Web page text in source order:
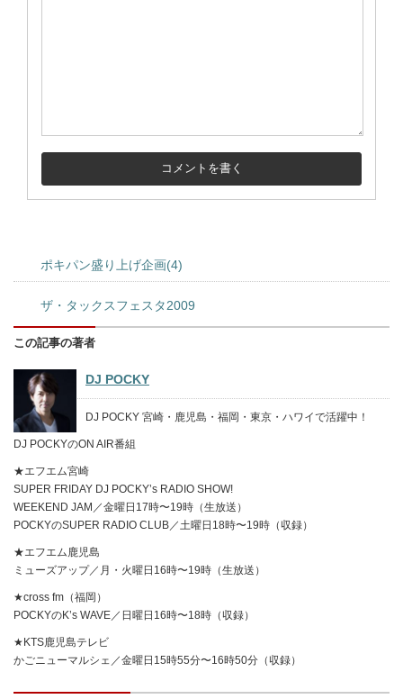
ポキパン盛り上げ企画(4)
ザ・タックスフェスタ2009
この記事の著者
DJ POCKY
DJ POCKY 宮崎・鹿児島・福岡・東京・ハワイで活躍中！
DJ POCKYのON AIR番組
★エフエム宮崎
SUPER FRIDAY DJ POCKY’s RADIO SHOW!
WEEKEND JAM／金曜日17時〜19時（生放送）
POCKYのSUPER RADIO CLUB／土曜日18時〜19時（収録）
★エフエム鹿児島
ミューズアップ／月・火曜日16時〜19時（生放送）
★cross fm（福岡）
POCKYのK’s WAVE／日曜日16時〜18時（収録）
★KTS鹿児島テレビ
かごニューマルシェ／金曜日15時55分〜16時50分（収録）